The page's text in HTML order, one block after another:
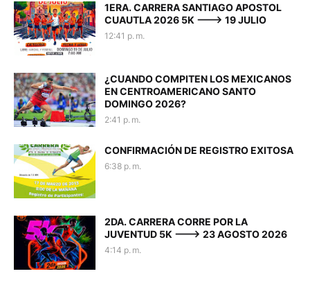
1ERA. CARRERA SANTIAGO APOSTOL
CUAUTLA 2026 5K ---> 19 JULIO
12:41 p. m.
¿CUANDO COMPITEN LOS MEXICANOS
EN CENTROAMERICANO SANTO
DOMINGO 2026?
2:41 p. m.
CONFIRMACIÓN DE REGISTRO EXITOSA
6:38 p. m.
2DA. CARRERA CORRE POR LA
JUVENTUD 5K ---> 23 AGOSTO 2026
4:14 p. m.